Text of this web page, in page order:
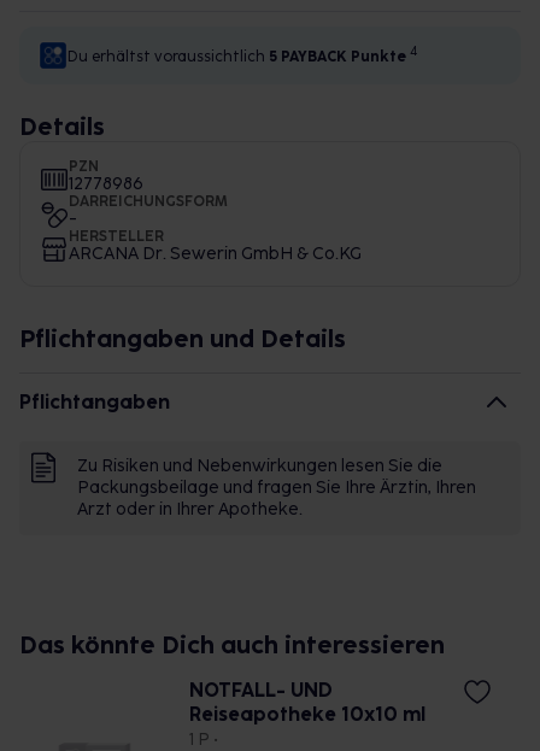
Du erhältst voraussichtlich 5 PAYBACK Punkte 4
Details
PZN
12778986
DARREICHUNGSFORM
-
HERSTELLER
ARCANA Dr. Sewerin GmbH & Co.KG
Pflichtangaben und Details
Pflichtangaben
Zu Risiken und Nebenwirkungen lesen Sie die
Packungsbeilage und fragen Sie Ihre Ärztin, Ihren
Arzt oder in Ihrer Apotheke.
Das könnte Dich auch interessieren
NOTFALL- UND
Reiseapotheke 10x10 ml
1 P •